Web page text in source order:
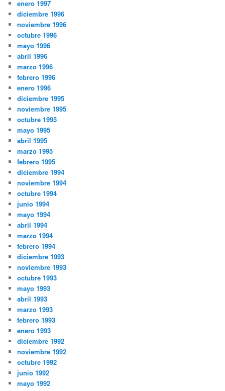
enero 1997
diciembre 1996
noviembre 1996
octubre 1996
mayo 1996
abril 1996
marzo 1996
febrero 1996
enero 1996
diciembre 1995
noviembre 1995
octubre 1995
mayo 1995
abril 1995
marzo 1995
febrero 1995
diciembre 1994
noviembre 1994
octubre 1994
junio 1994
mayo 1994
abril 1994
marzo 1994
febrero 1994
diciembre 1993
noviembre 1993
octubre 1993
mayo 1993
abril 1993
marzo 1993
febrero 1993
enero 1993
diciembre 1992
noviembre 1992
octubre 1992
junio 1992
mayo 1992